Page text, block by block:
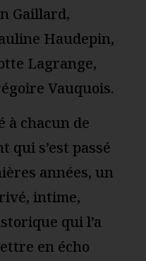
Gaillard,
Haudepin,
Lagrange,
Vauquois.
à chacun de
qui s’est passé
années, un
intime,
qui l’a
en écho